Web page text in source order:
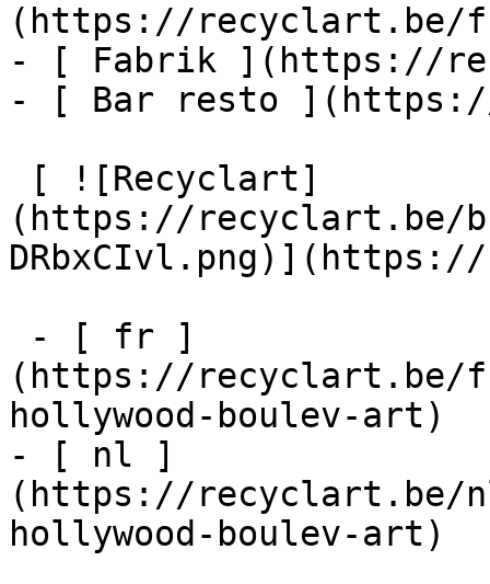
(https://recyclart.be/
- [ Fabrik ](https://
- [ Bar resto
(https://recyclart.be/
(https://recyclart.be/
hollywood-boulev-art)
- [ nl ]
(https://recyclart.be/
hollywood-boulev-art)